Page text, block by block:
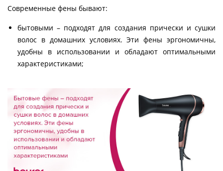
Современные фены бывают:
бытовыми – подходят для создания прически и сушки
волос в домашних условиях. Эти фены эргономичны,
удобны в использовании и обладают оптимальными
характеристиками;